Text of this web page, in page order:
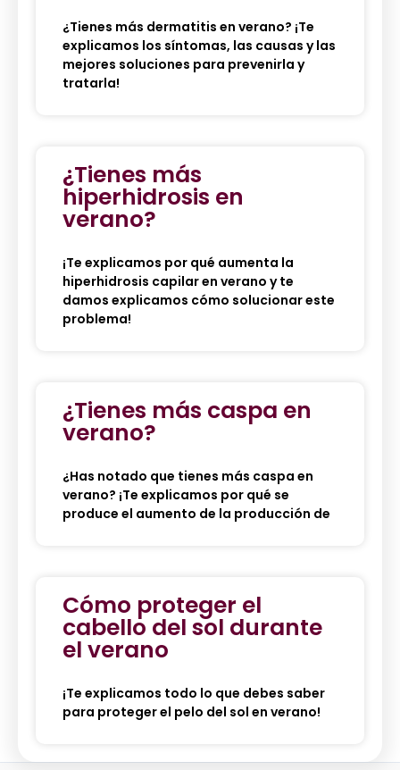
¿Tienes más dermatitis en verano? ¡Te
explicamos los síntomas, las causas y las
mejores soluciones para prevenirla y
tratarla!
¿Tienes más
hiperhidrosis en
verano?
¡Te explicamos por qué aumenta la
hiperhidrosis capilar en verano y te
damos explicamos cómo solucionar este
problema!
¿Tienes más caspa en
verano?
¿Has notado que tienes más caspa en
verano? ¡Te explicamos por qué se
produce el aumento de la producción de
Cómo proteger el
cabello del sol durante
el verano
¡Te explicamos todo lo que debes saber
para proteger el pelo del sol en verano!